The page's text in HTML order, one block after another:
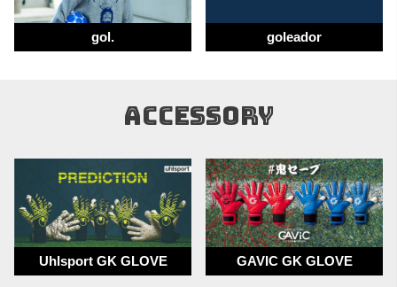
gol. goleador
ACCESSORY
Uhlsport GK GLOVE GAVIC GK GLOVE